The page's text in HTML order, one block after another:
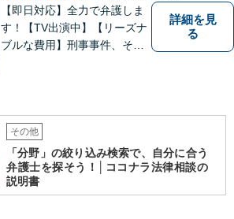
【即日対応】全力で弁護しま
す！【TV出演中】【リーズナ
ブルな費用】刑事事件、その
分駅４分】
詳細を見
る
その他
「分野」の絞り込み検索で、自分に合う
弁護士を探そう！│ココナラ法律相談の
説明書